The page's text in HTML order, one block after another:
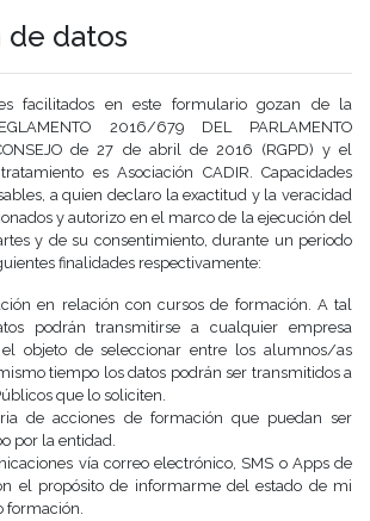
de datos
facilitados en este formulario gozan de la
2016/679 DEL PARLAMENTO
de 27 de abril de 2016 (RGPD) y el
es Asociación CADIR. Capacidades
a quien declaro la exactitud y la veracidad
y autorizo en el marco de la ejecución del
y de su consentimiento, durante un periodo
finalidades respectivamente:
en relación con cursos de formación. A tal
podrán transmitirse a cualquier empresa
objeto de seleccionar entre los alumnos/as
tiempo los datos podrán ser transmitidos a
que lo soliciten.
de acciones de formación que puedan ser
por la entidad.
vía correo electrónico, SMS o Apps de
el propósito de informarme del estado de mi
formación.